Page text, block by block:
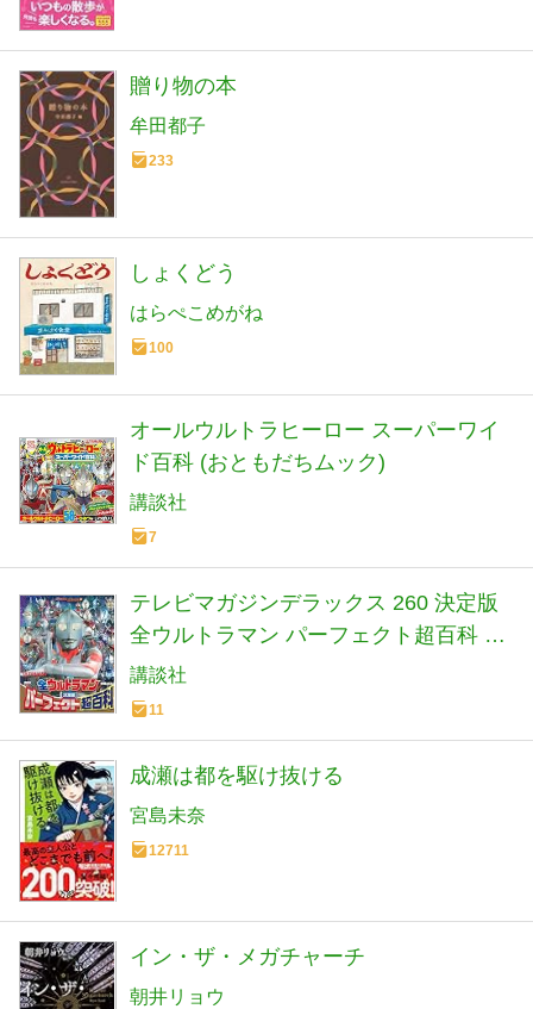
贈り物の本
牟田都子
233
しょくどう
はらぺこめがね
100
オールウルトラヒーロー スーパーワイ
ド百科 (おともだちムック)
講談社
7
テレビマガジンデラックス 260 決定版
全ウルトラマン パーフェクト超百科 増
補三訂
講談社
11
成瀬は都を駆け抜ける
宮島未奈
12711
イン・ザ・メガチャーチ
朝井リョウ